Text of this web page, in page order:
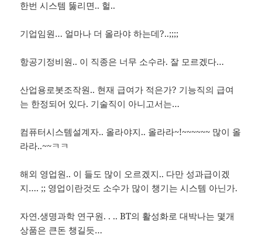
한번 시스템 뚫리면.. 헐..
기업임원… 얼마나 더 올라야 하는데?..;;;;
항공기정비원.. 이 직종은 너무 소수라. 잘 모르겠다…
산업용로봇조작원.. 현재 급여가 적은가? 기능직의 급여
는 한정되어 있다. 기술직이 아니고서는…
컴퓨터시스템설계자.. 올라야지.. 올라라~!~~~~~~ 많이 올
라라..~~ㅋㅋ
해외 영업원.. 이 들도 많이 오르겠지.. 다만 성과급이겠
지…. ;; 영업이란것도 소수가 많이 챙기는 시스템 아닌가.
자연.생명과학 연구원. . .. BT의 활성화로 대박나는 몇개
상품은 큰돈 챙길듯…